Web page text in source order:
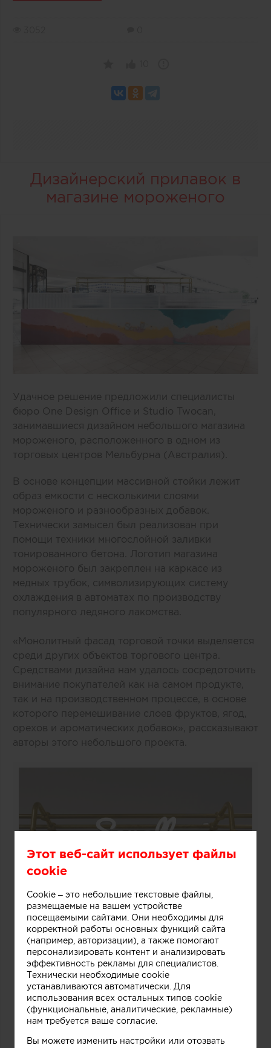
Дизайнерский прилавок в
магазине мороженого
Удачное решение предложили специалисты
бюро One Design Office и Studio Twocan,
занимавшиеся дизайном небольшого магазина
мороженого, расположенного в одном из
торговых центров Мельбурна (Австралия).
В основе концепции массивной стойки лежит
образ емкости с несколькими слоями
мороженого и разнообразных добавок.
Технически замысел был реализован при
помощи техники многослойной заливки
тонированного бетона. Логотип магазина
мороженого был закреплен на каркасе из
медных трубок, символизирующих систему
охлаждения в автоматах по производству
популярного ледяного лакомства.
«Монолитный фасад торговой точки выделяется
среди других объектов торгового центра.
Средствами дизайна нам удалось сосредоточить
внимание покупателей как на самом продукте,
так и на производственном процессе, в основе
которого перемешивание слоев фруктов, ягод,
орехов и ароматических добавок», рассказывают
авторы этого небольшого проекта.
Этот веб-сайт использует файлы
cookie
Cookie – это небольшие текстовые файлы,
размещаемые на вашем устройстве
посещаемыми сайтами. Они необходимы для
корректной работы основных функций сайта
(например, авторизации), а также помогают
персонализировать контент и анализировать
эффективность рекламы для специалистов.
Технически необходимые cookie
устанавливаются автоматически. Для
использования всех остальных типов cookie
(функциональные, аналитические, рекламные)
нам требуется ваше согласие.
Вы можете изменить настройки или отозвать